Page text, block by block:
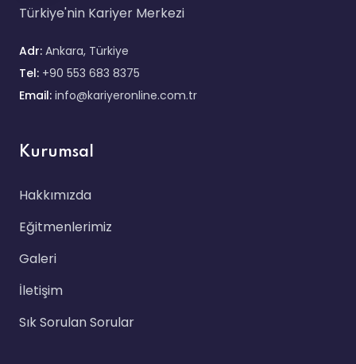
Türkiye'nin Kariyer Merkezi
Adr: Ankara, Türkiye
Tel: +90 553 683 8375
Email: info@kariyeronline.com.tr
Kurumsal
Hakkımızda
Eğitmenlerimiz
Galeri
İletişim
Sık Sorulan Sorular